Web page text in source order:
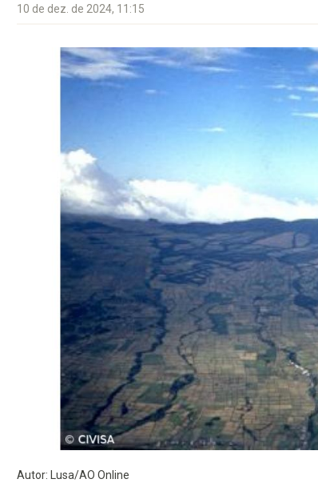
10 de dez. de 2024, 11:15
Autor: Lusa/AO Online